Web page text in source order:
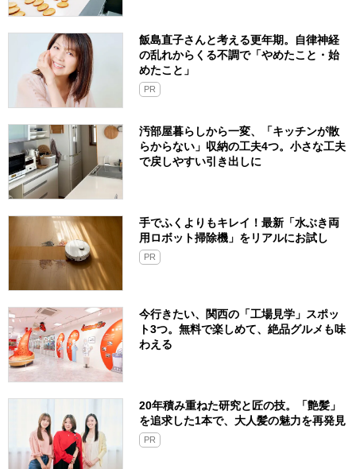
飯島直子さんと考える更年期。自律神経
の乱れからくる不調で「やめたこと・始
めたこと」
PR
汚部屋暮らしから一変、「キッチンが散
らからない」収納の工夫4つ。小さな工夫
で戻しやすい引き出しに
手でふくよりもキレイ！最新「水ぶき両
用ロボット掃除機」をリアルにお試し
PR
今行きたい、関西の「工場見学」スポッ
ト3つ。無料で楽しめて、絶品グルメも味
わえる
20年積み重ねた研究と匠の技。「艶髪」
を追求した1本で、大人髪の魅力を再発見
PR